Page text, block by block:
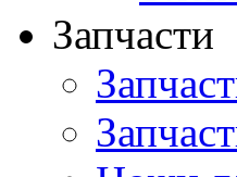
Запчасти